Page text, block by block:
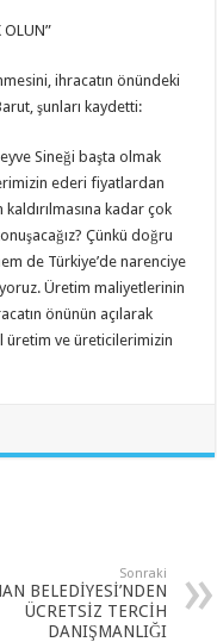
OLUN”
ihracatın önündeki
şunları kaydetti:
Sineği başta olmak
ederi fiyatlardan
kadar çok
Çünkü doğru
de Türkiye’de narenciye
Üretim maliyetlerinin
önünün açılarak
üretim ve üreticilerimizin
Sonraki
BELEDİYESİ’NDEN
ÜCRETSİZ TERCİH
DANIŞMANLIĞI